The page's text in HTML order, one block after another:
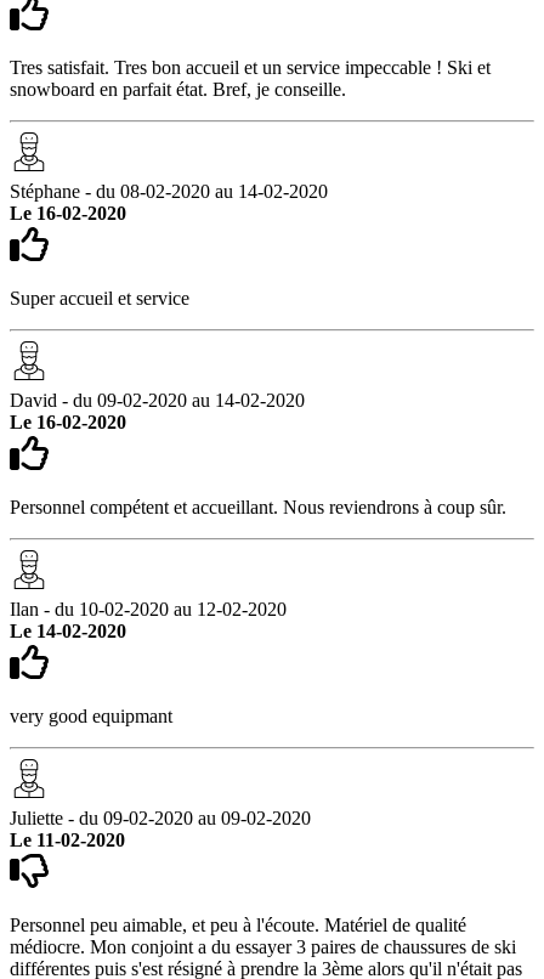
Tres satisfait. Tres bon accueil et un service impeccable ! Ski et
snowboard en parfait état. Bref, je conseille.
Stéphane - du 08-02-2020 au 14-02-2020
Le 16-02-2020
Super accueil et service
David - du 09-02-2020 au 14-02-2020
Le 16-02-2020
Personnel compétent et accueillant. Nous reviendrons à coup sûr.
Ilan - du 10-02-2020 au 12-02-2020
Le 14-02-2020
very good equipmant
Juliette - du 09-02-2020 au 09-02-2020
Le 11-02-2020
Personnel peu aimable, et peu à l'écoute. Matériel de qualité
médiocre. Mon conjoint a du essayer 3 paires de chaussures de ski
différentes puis s'est résigné à prendre la 3ème alors qu'il n'était pas